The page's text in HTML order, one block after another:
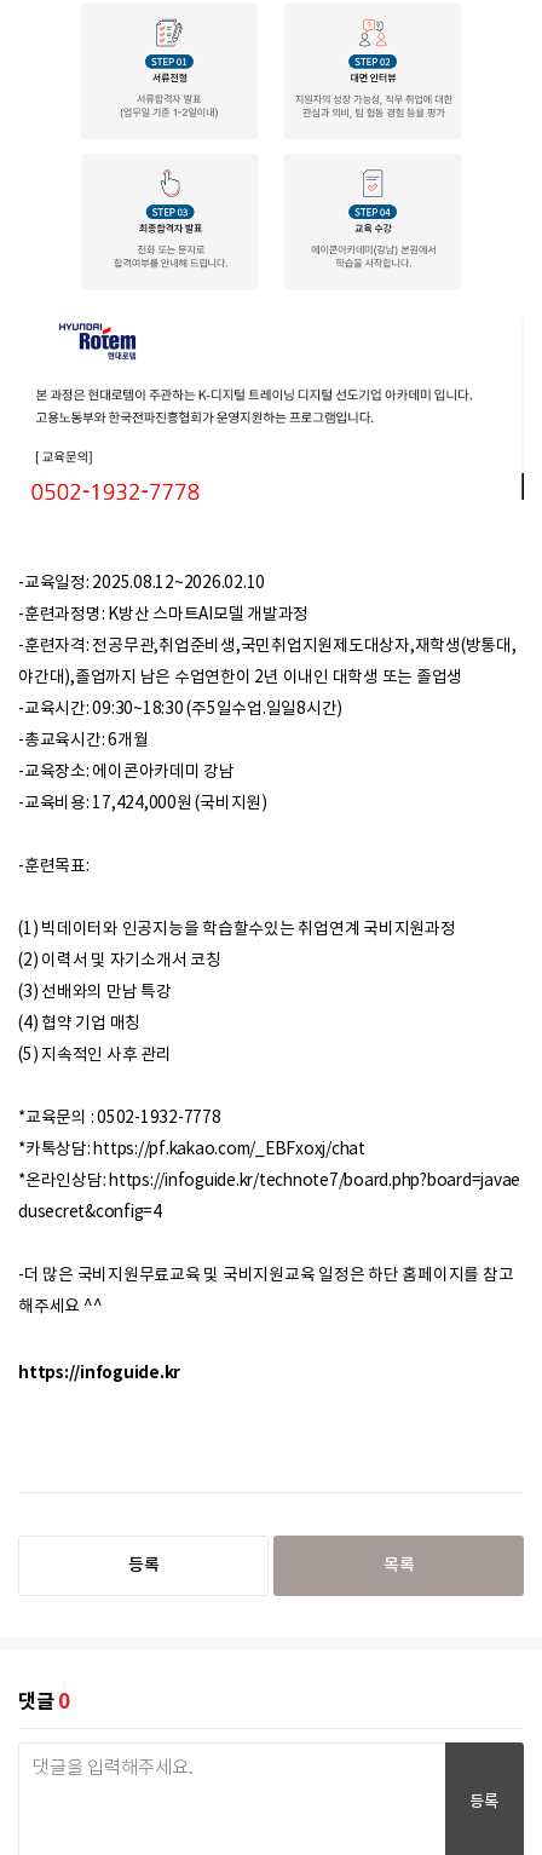
-교육일정: 2025.08.12~2026.02.10
-훈련과정명: K방산 스마트AI모델 개발과정
-훈련자격: 전공무관,취업준비생,국민취업지원제도대상자,재학생(방통대,
야간대),졸업까지 남은 수업연한이 2년 이내인 대학생 또는 졸업생
-교육시간: 09:30~18:30 (주5일수업.일일8시간)
-총교육시간: 6개월
-교육장소: 에이콘아카데미 강남
-교육비용: 17,424,000원 (국비지원)
-훈련목표:
(1) 빅데이터와 인공지능을 학습할수있는 취업연계 국비지원과정
(2) 이력서 및 자기소개서 코칭
(3) 선배와의 만남 특강
(4) 협약 기업 매칭
(5) 지속적인 사후 관리
*교육문의 : 0502-1932-7778
*카톡상담:https://pf.kakao.com/_EBFxoxj/chat
*온라인상담:https://infoguide.kr/technote7/board.php?board=javae
dusecret&config=4
-더 많은 국비지원무료교육 및 국비지원교육 일정은 하단 홈페이지를 참고
해주세요 ^^
https://infoguide.kr
등록 목록
댓글 0
등록